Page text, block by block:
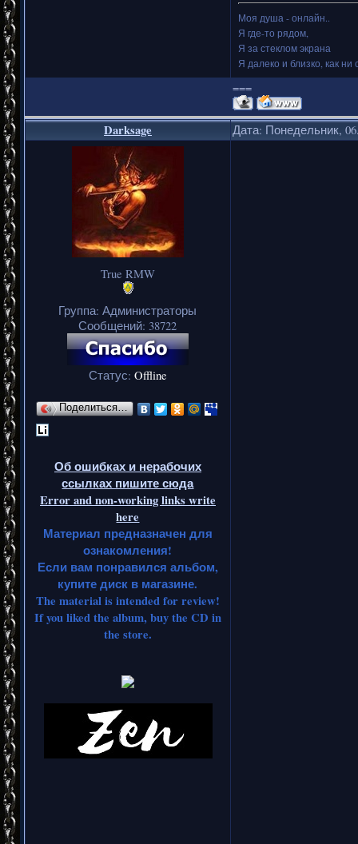
Моя душа - онлайн..
Я где-то рядом,
Я за стеклом экрана
Я далеко и близко, как ни
===
Darksage Дата: Понедельник,
True RMW
Группа: Администраторы
Сообщений: 38722
Статус: Offline
Поделиться…
Об ошибках и нерабочих
ссылках пишите сюда
Error and non-working links write
here
Материал предназначен для
ознакомления!
Если вам понравился альбом,
купите диск в магазине.
The material is intended for review!
If you liked the album, buy the CD in
the store.